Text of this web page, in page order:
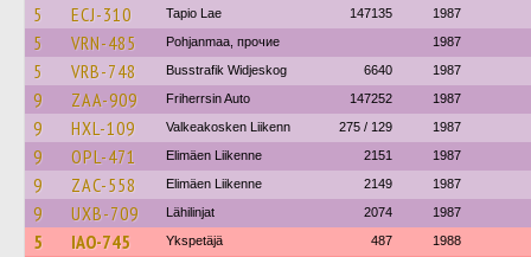
5 ECJ-310 Tapio Lae 147135 1987
5 VRN-485 Pohjanmaa, прочие 1987
5 VRB-748 Busstrafik Widjeskog 6640 1987
9 ZAA-909 Friherrsin Auto 147252 1987
9 HXL-109 Valkeakosken Liikenn 275 / 129 1987
9 OPL-471 Elimäen Liikenne 2151 1987
9 ZAC-558 Elimäen Liikenne 2149 1987
9 UXB-709 Lähilinjat 2074 1987
5 IAO-745 Ykspetäjä 487 1988